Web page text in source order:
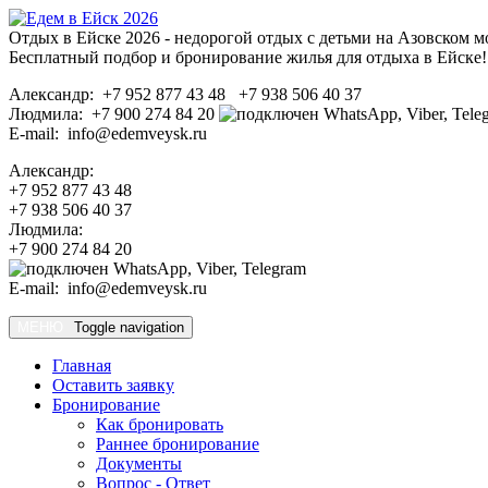
Отдых в Ейске 2026 - недорогой отдых с детьми на Азовском
Бесплатный подбор и бронирование жилья для отдыха в Ейске!
Александр: +7 952 877 43 48 +7 938 506 40 37
Людмила: +7 900 274 84 20
E-mail: info@edemveysk.ru
Александр:
+7 952 877 43 48
+7 938 506 40 37
Людмила:
+7 900 274 84 20
E-mail: info@edemveysk.ru
Toggle navigation
Главная
Оставить заявку
Бронирование
Как бронировать
Раннее бронирование
Документы
Вопрос - Ответ